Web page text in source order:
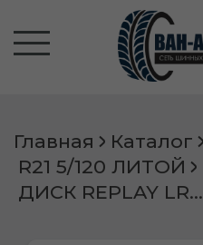
Главная Каталог
R21 5/120 ЛИТОЙ
ДИСК REPLAY LR85 9,5X21 5/120 ET49 L72,6 S